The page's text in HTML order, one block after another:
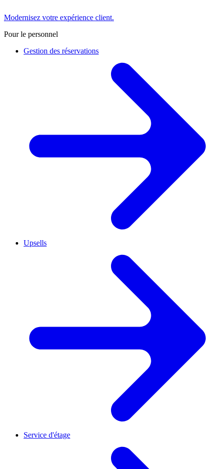
Modernisez votre expérience client.
Pour le personnel
Gestion des réservations
Upsells
Service d'étage